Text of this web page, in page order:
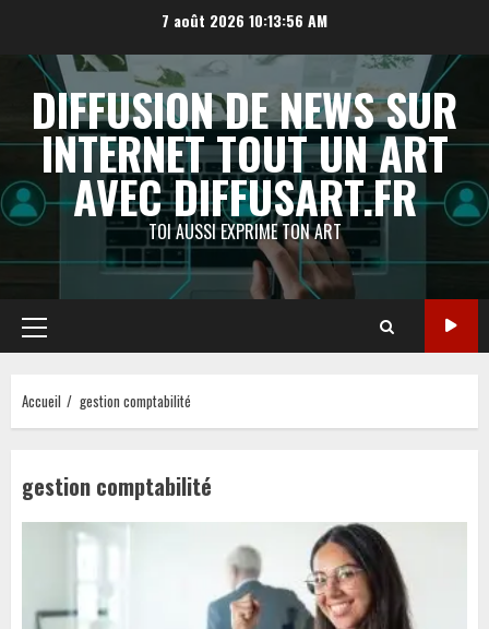
contenu
7 août 2026 10:13:56 AM
DIFFUSION DE NEWS SUR
INTERNET TOUT UN ART
AVEC DIFFUSART.FR
TOI AUSSI EXPRIME TON ART
Menu
principal
Accueil gestion comptabilité
gestion comptabilité